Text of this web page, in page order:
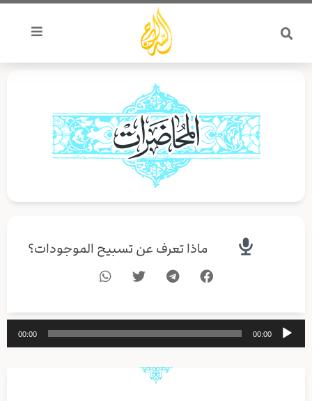
تخطي
المحتوى
ماذا تعرف عن تسبيح الموجودات؟
مشغل
الصوت
00:00
00:00